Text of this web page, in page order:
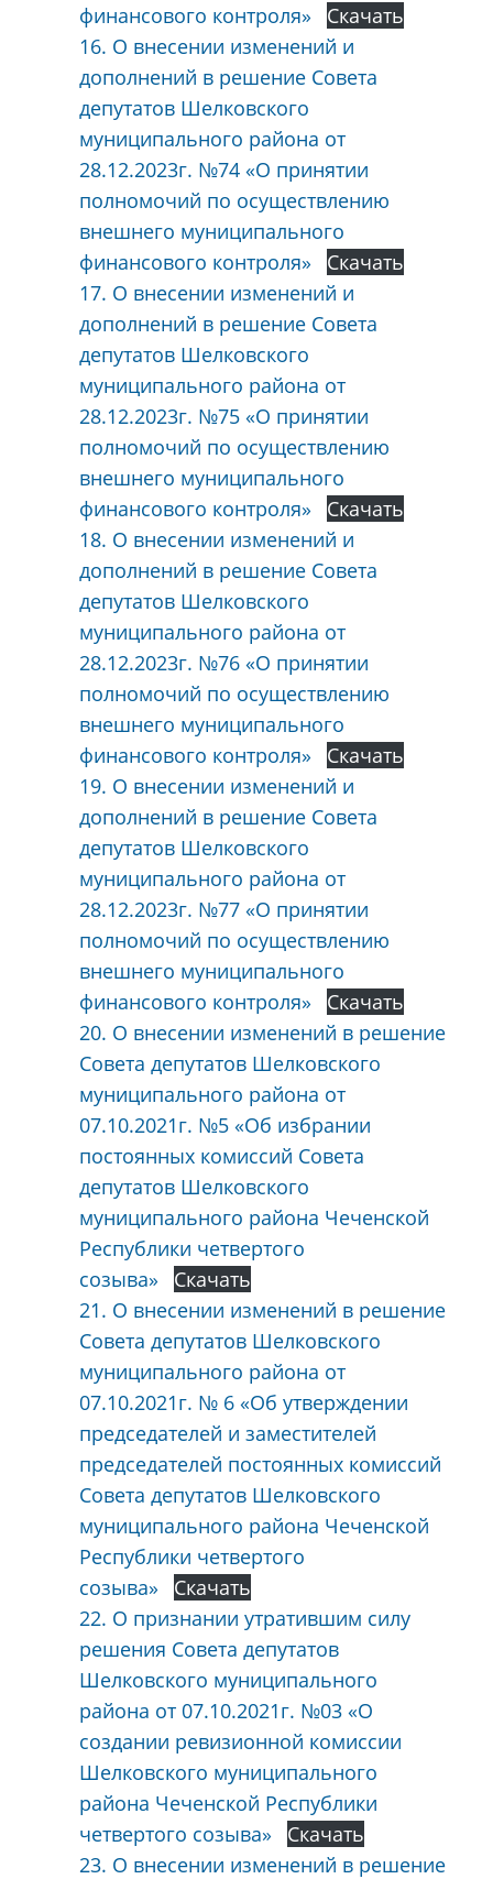
финансового контроля»
Скачать
16. О внесении изменений и
дополнений в решение Совета
депутатов Шелковского
муниципального района от
28.12.2023г. №74 «О принятии
полномочий по осуществлению
внешнего муниципального
финансового контроля»
Скачать
17. О внесении изменений и
дополнений в решение Совета
депутатов Шелковского
муниципального района от
28.12.2023г. №75 «О принятии
полномочий по осуществлению
внешнего муниципального
финансового контроля»
Скачать
18. О внесении изменений и
дополнений в решение Совета
депутатов Шелковского
муниципального района от
28.12.2023г. №76 «О принятии
полномочий по осуществлению
внешнего муниципального
финансового контроля»
Скачать
19. О внесении изменений и
дополнений в решение Совета
депутатов Шелковского
муниципального района от
28.12.2023г. №77 «О принятии
полномочий по осуществлению
внешнего муниципального
финансового контроля»
Скачать
20. О внесении изменений в решение
Совета депутатов Шелковского
муниципального района от
07.10.2021г. №5 «Об избрании
постоянных комиссий Совета
депутатов Шелковского
муниципального района Чеченской
Республики четвертого
созыва»
Скачать
21. О внесении изменений в решение
Совета депутатов Шелковского
муниципального района от
07.10.2021г. № 6 «Об утверждении
председателей и заместителей
председателей постоянных комиссий
Совета депутатов Шелковского
муниципального района Чеченской
Республики четвертого
созыва»
Скачать
22. О признании утратившим силу
решения Совета депутатов
Шелковского муниципального
района от 07.10.2021г. №03 «О
создании ревизионной комиссии
Шелковского муниципального
района Чеченской Республики
четвертого созыва»
Скачать
23. О внесении изменений в решение